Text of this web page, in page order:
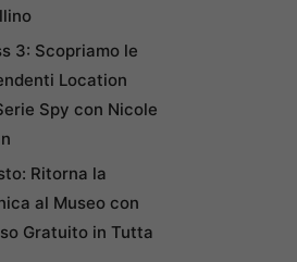
3: Scopriamo le
Location
Spy con Nicole
Ritorna la
al Museo con
Gratuito in Tutta